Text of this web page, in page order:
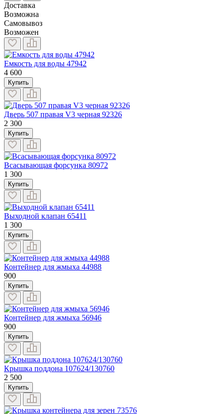
Доставка
Возможна
Самовывоз
Возможен
Емкость для воды 47942
4 600
Купить
Дверь 507 правая V3 черная 92326
2 300
Купить
Всасывающая форсунка 80972
1 300
Купить
Выходной клапан 65411
1 300
Купить
Контейнер для жмыха 44988
900
Купить
Контейнер для жмыха 56946
900
Купить
Крышка поддона 107624/130760
2 500
Купить